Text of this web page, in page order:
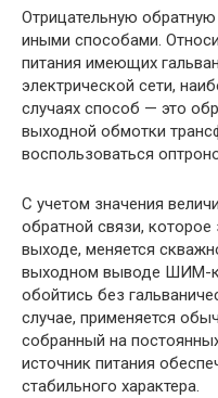
Отрицательную
иными способами.
питания имеющих
электрической сети,
случаях способ — это
выходной обмотки
воспользоваться
С учетом значения
обратной связи,
выходе, меняется
выходном выводе ШИМ-
обойтись без
случае, применяется
собранный на
источник питания
стабильного характера.